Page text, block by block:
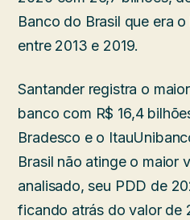
Banco do Brasil que era
entre 2013 e 2019.
Santander registra o
banco com R$ 16,4
Bradesco e o
Brasil não atinge o maior
analisado, seu PDD de
ficando atrás do valor de